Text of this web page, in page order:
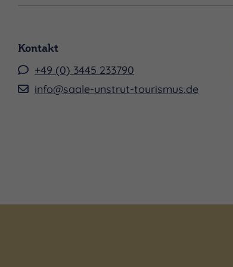
Kontakt
+49 (0) 3445 233790
info@saale-unstrut-tourismus.de